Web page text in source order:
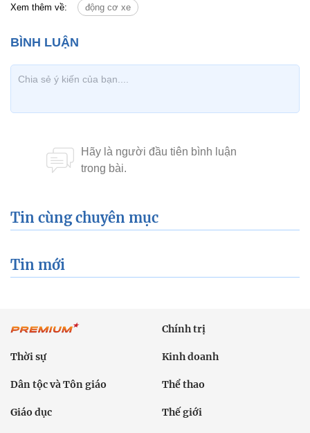
Xem thêm về: động cơ xe
Tin cùng chuyên mục
Tin mới
Chính trị
Thời sự Kinh doanh
Dân tộc và Tôn giáo Thể thao
Giáo dục Thế giới